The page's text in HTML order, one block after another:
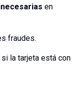
en
fraudes.
la tarjeta está con